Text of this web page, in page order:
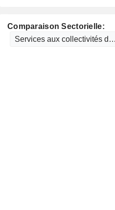
Comparaison Sectorielle: